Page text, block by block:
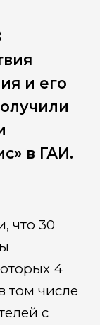
и его
в ГАИ.
что 30
4
том числе
с